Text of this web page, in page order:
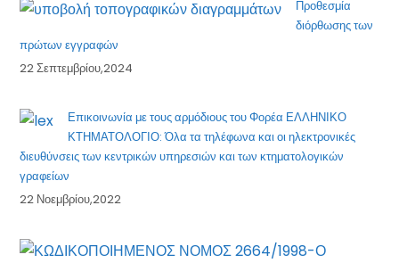
Προθεσμία
διόρθωσης των
πρώτων εγγραφών
22 Σεπτεμβρίου,2024
Επικοινωνία με τους αρμόδιους του Φορέα ΕΛΛΗΝΙΚΟ
ΚΤΗΜΑΤΟΛΟΓΙΟ: Όλα τα τηλέφωνα και οι ηλεκτρονικές
διευθύνσεις των κεντρικών υπηρεσιών και των κτηματολογικών
γραφείων
22 Νοεμβρίου,2022